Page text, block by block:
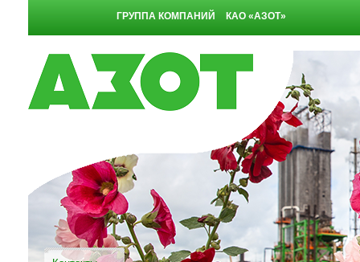
ГРУППА КОМПАНИЙ КАО «АЗОТ»